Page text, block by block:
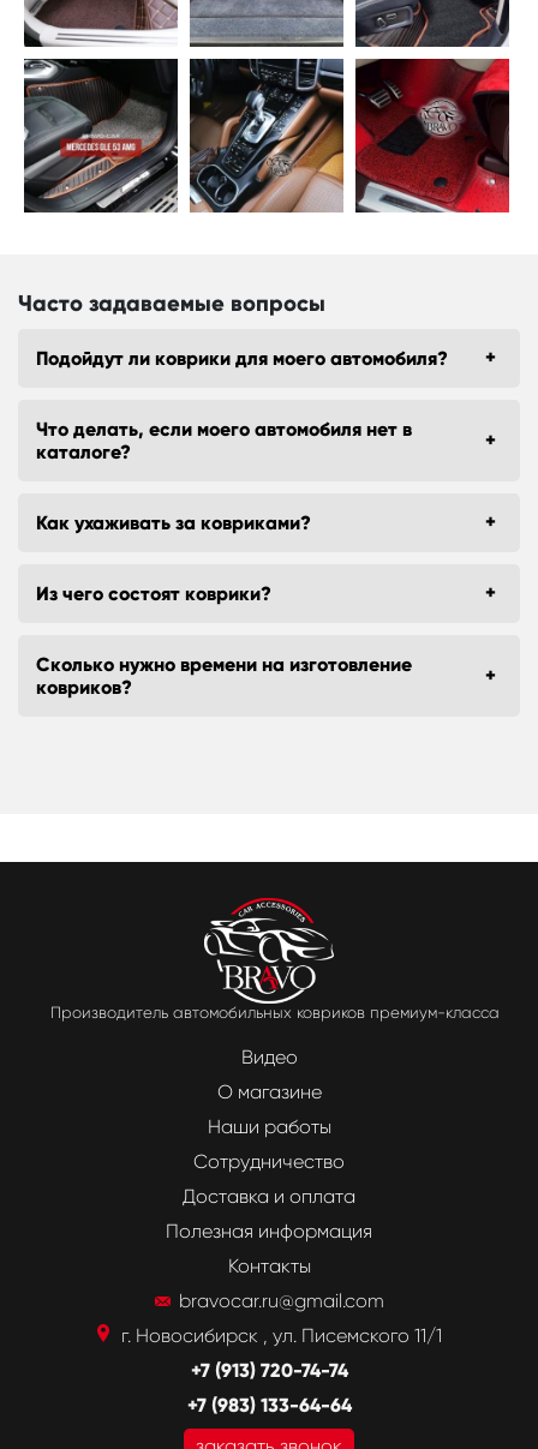
Часто задаваемые вопросы
Подойдут ли коврики для моего автомобиля?
Что делать, если моего автомобиля нет в
каталоге?
Как ухаживать за ковриками?
Из чего состоят коврики?
Сколько нужно времени на изготовление
ковриков?
Производитель автомобильных ковриков премиум-класса
Видео
О магазине
Наши работы
Сотрудничество
Доставка и оплата
Полезная информация
Контакты
bravocar.ru@gmail.com
г. Новосибирск , ул. Писемского 11/1
+7 (913) 720-74-74
+7 (983) 133-64-64